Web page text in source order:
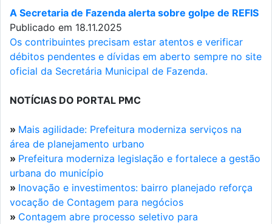
A Secretaria de Fazenda alerta sobre golpe de REFIS
Publicado em 18.11.2025
Os contribuintes precisam estar atentos e verificar
débitos pendentes e dívidas em aberto sempre no site
oficial da Secretária Municipal de Fazenda.
NOTÍCIAS DO PORTAL PMC
» Mais agilidade: Prefeitura moderniza serviços na
área de planejamento urbano
» Prefeitura moderniza legislação e fortalece a gestão
urbana do município
» Inovação e investimentos: bairro planejado reforça
vocação de Contagem para negócios
» Contagem abre processo seletivo para